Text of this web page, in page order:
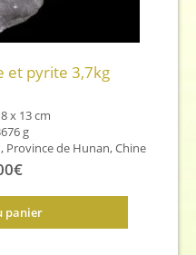
et pyrite 3,7kg
x 13 cm
g
de Hunan, Chine
€
panier